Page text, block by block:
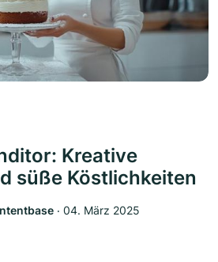
Kreative
süße Köstlichkeiten
‧ 04. März 2025